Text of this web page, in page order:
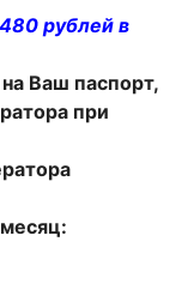
рублей в
Ваш паспорт,
при